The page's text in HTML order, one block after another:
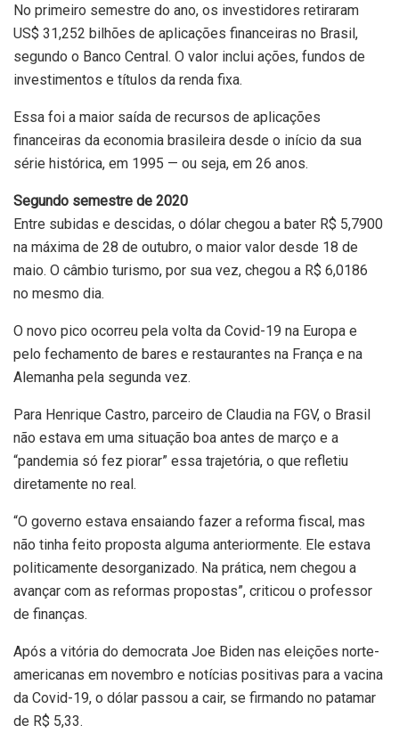
No primeiro semestre do ano, os investidores retiraram
US$ 31,252 bilhões de aplicações financeiras no Brasil,
segundo o Banco Central. O valor inclui ações, fundos de
investimentos e títulos da renda fixa.
Essa foi a maior saída de recursos de aplicações
financeiras da economia brasileira desde o início da sua
série histórica, em 1995 — ou seja, em 26 anos.
Segundo semestre de 2020
Entre subidas e descidas, o dólar chegou a bater R$ 5,7900
na máxima de 28 de outubro, o maior valor desde 18 de
maio. O câmbio turismo, por sua vez, chegou a R$ 6,0186
no mesmo dia.
O novo pico ocorreu pela volta da Covid-19 na Europa e
pelo fechamento de bares e restaurantes na França e na
Alemanha pela segunda vez.
Para Henrique Castro, parceiro de Claudia na FGV, o Brasil
não estava em uma situação boa antes de março e a
“pandemia só fez piorar” essa trajetória, o que refletiu
diretamente no real.
“O governo estava ensaiando fazer a reforma fiscal, mas
não tinha feito proposta alguma anteriormente. Ele estava
politicamente desorganizado. Na prática, nem chegou a
avançar com as reformas propostas”, criticou o professor
de finanças.
Após a vitória do democrata Joe Biden nas eleições norte-
americanas em novembro e notícias positivas para a vacina
da Covid-19, o dólar passou a cair, se firmando no patamar
de R$ 5,33.